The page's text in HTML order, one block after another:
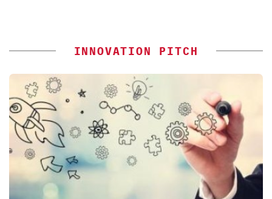
INNOVATION PITCH